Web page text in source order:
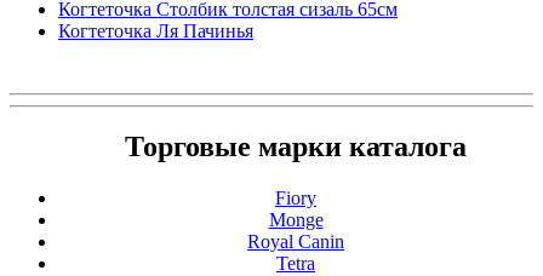
Когтеточка Столбик толстая сизаль 65см
Когтеточка Ля Пачинья
Торговые марки каталога
Fiory
Monge
Royal Canin
Tetra